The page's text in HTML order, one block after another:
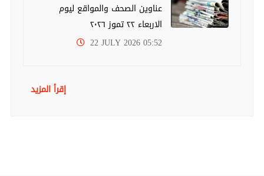
عناوين الصحف والمواقع ليوم
الاربعاء ٢٢ تموز ٢٠٢٦
22 JULY 2026 05:52
إقرأ المزيد